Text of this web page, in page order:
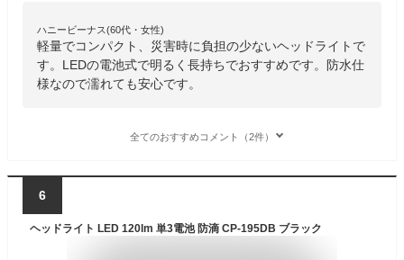
ハニービーナス(60代・女性)
軽量でコンパクト、災害時に負担の少ないヘッドライトで
す。LEDの電池式で明るく長持ちでおすすめです。防水仕
様なので濡れても安心です。
全てのおすすめコメント（2件）
6
ヘッドライト LED 120lm 単3電池 防滴 CP-195DB ブラック